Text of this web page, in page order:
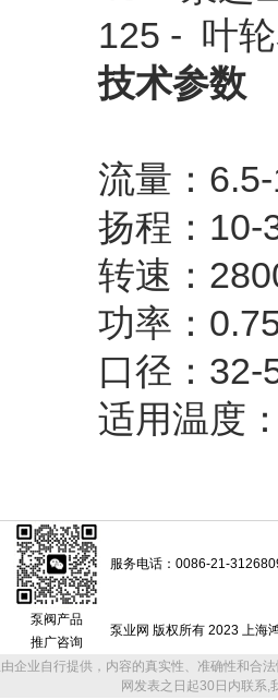
125 - 叶
技术参数
流量：
扬程：10-
转速：
功率：
口径：32-
适用温度
服务电话：0086-21-
泵阀产品
推广咨询
泵业网 版权所有 2023 上海
企业自行提供，内容的真实性、准确性和合
网发表之日起30日内联系,